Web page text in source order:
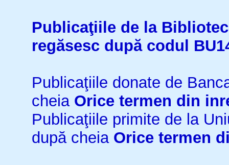
Publicaţiile de la
regăsesc după codul
Publicaţiile donate de
cheia Orice termen din
Publicaţiile primite de la
după cheia Orice termen